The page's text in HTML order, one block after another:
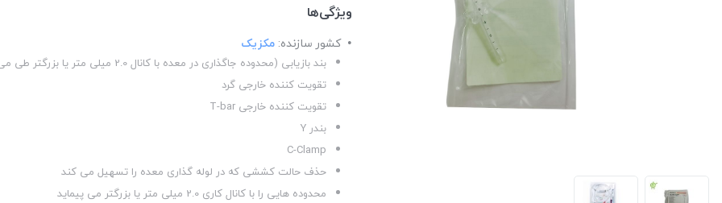
ویژگی‌ها
کشور سازنده: مکزیک
بند بازیابی (محدوده جاگذاری در معده با کانال 2.0 میلی متر یا بزرگتر طی می کند)
تقویت کننده خارجی گرد
تقویت کننده خارجی T-bar
بندر Y
C-Clamp
حذف حالت کششی که در لوله گذاری معده را تسهیل می کند
محدوده هایی را با کانال کاری 2.0 میلی متر یا بزرگتر می پیماید